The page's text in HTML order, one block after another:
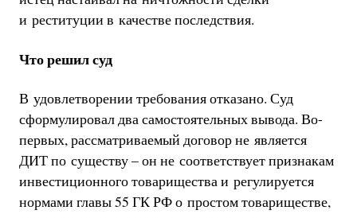
и реституции в качестве последствия.
Что решил суд
В удовлетворении требования отказано. Суд
сформулировал два самостоятельных вывода. Во-
первых, рассматриваемый договор не является
ДИТ по существу – он не соответствует признакам
инвестиционного товарищества и регулируется
нормами главы 55 ГК РФ о простом товариществе,